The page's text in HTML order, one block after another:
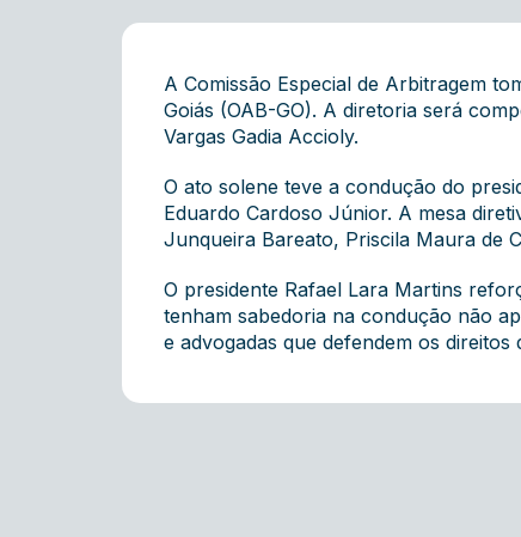
A Comissão Especial de Arbitragem
Goiás (OAB-GO). A diretoria será
Vargas Gadia Accioly.
O ato solene teve a condução do
Eduardo Cardoso Júnior. A mesa
Junqueira Bareato, Priscila Maura de
O presidente Rafael Lara Martins
tenham sabedoria na condução não
e advogadas que defendem os direitos